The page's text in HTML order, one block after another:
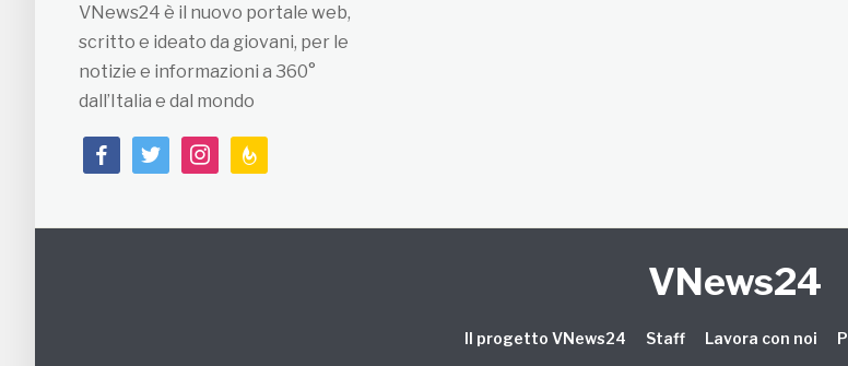
VNews24 è il nuovo portale web,
scritto e ideato da giovani, per le
notizie e informazioni a 360°
dall’Italia e dal mondo
facebooktwitterinstagramfeedburner
VNews24
Il progetto VNews24 Staff Lavora con noi